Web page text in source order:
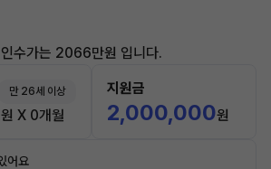
수가는 2066만원 입니다.
만 26세 이상
원 X 0개월
지원금
2,000,000원
어요